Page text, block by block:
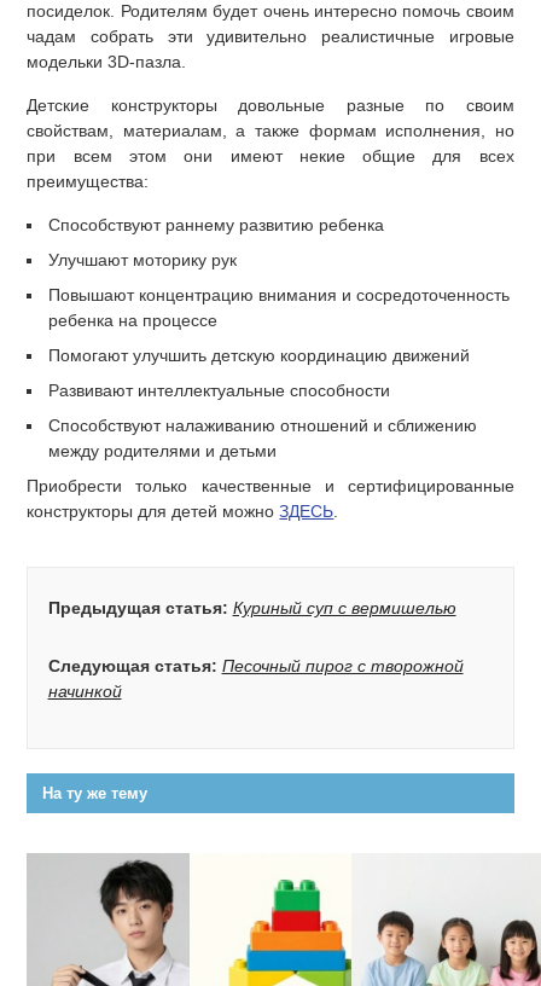
посиделок. Родителям будет очень интересно помочь своим
чадам собрать эти удивительно реалистичные игровые
модельки 3D-пазла.
Детские конструкторы довольные разные по своим
свойствам, материалам, а также формам исполнения, но
при всем этом они имеют некие общие для всех
преимущества:
Способствуют раннему развитию ребенка
Улучшают моторику рук
Повышают концентрацию внимания и сосредоточенность
ребенка на процессе
Помогают улучшить детскую координацию движений
Развивают интеллектуальные способности
Способствуют налаживанию отношений и сближению
между родителями и детьми
Приобрести только качественные и сертифицированные
конструкторы для детей можноЗДЕСЬ
Предыдущая статья: Куриный суп с вермишелью
Следующая статья: Песочный пирог с творожной
начинкой
На ту же тему